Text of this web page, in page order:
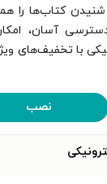
کتاب‌ها را
دسترسی آسان،
با تخفیف‌های
نصب